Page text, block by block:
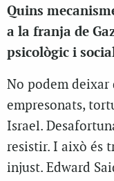
Quins
a la franja de
psicològic i
No podem deixar
empresonats,
Israel.
resistir. I això és
injust. Edward